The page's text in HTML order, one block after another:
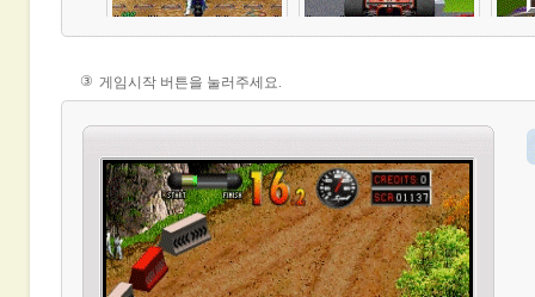
③ 게임시작 버튼을 눌러주세요.